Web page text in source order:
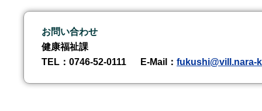
お問い合わせ
健康福祉課
TEL ：0746-52-0111 E-Mail ： fukushi@vill.nara-